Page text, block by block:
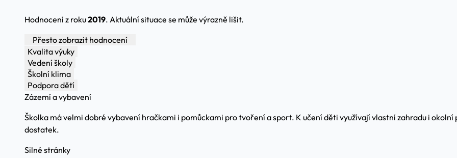
Hodnocení z roku2019. Aktuální situace se může výrazně lišit.
Přesto zobrazit hodnocení
Kvalita výuky
Vedení školy
Školní klima
Podpora dětí
Zázemí a vybavení
Školka má velmi dobré vybavení hračkami i pomůckami pro tvoření a sport. K učení děti využívají vlastní zahradu i
dostatek.
Silné stránky